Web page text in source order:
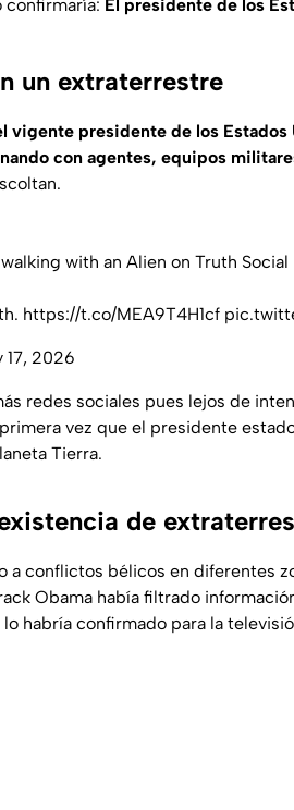
confirmaría: El presidente de los
un extraterrestre
vigente presidente de los Estados
con agentes, equipos
with an Alien on Truth Social
https://t.co/MEA9T4H1cf
17, 2026
redes sociales pues lejos de
vez que el presidente
Tierra.
de
a conflictos bélicos en diferentes
Obama había filtrado
habría confirmado para la